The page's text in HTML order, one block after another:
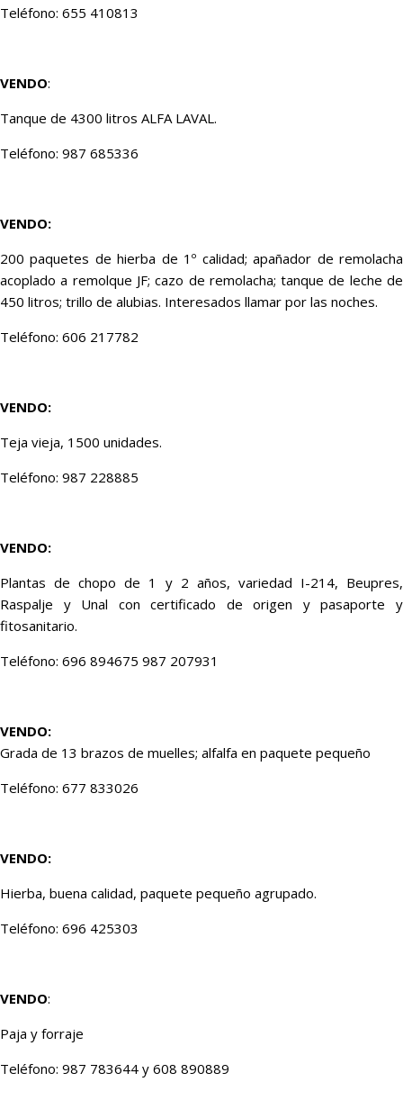
Teléfono: 655 410813
VENDO:
Tanque de 4300 litros ALFA LAVAL.
Teléfono: 987 685336
VENDO:
200 paquetes de hierba de 1º calidad; apañador de remolacha
acoplado a remolque JF; cazo de remolacha; tanque de leche de
450 litros; trillo de alubias. Interesados llamar por las noches.
Teléfono: 606 217782
VENDO:
Teja vieja, 1500 unidades.
Teléfono: 987 228885
VENDO:
Plantas de chopo de 1 y 2 años, variedad I-214, Beupres,
Raspalje y Unal con certificado de origen y pasaporte y
fitosanitario.
Teléfono: 696 894675 987 207931
VENDO:
Grada de 13 brazos de muelles; alfalfa en paquete pequeño
Teléfono: 677 833026
VENDO:
Hierba, buena calidad, paquete pequeño agrupado.
Teléfono: 696 425303
VENDO:
Paja y forraje
Teléfono: 987 783644 y 608 890889